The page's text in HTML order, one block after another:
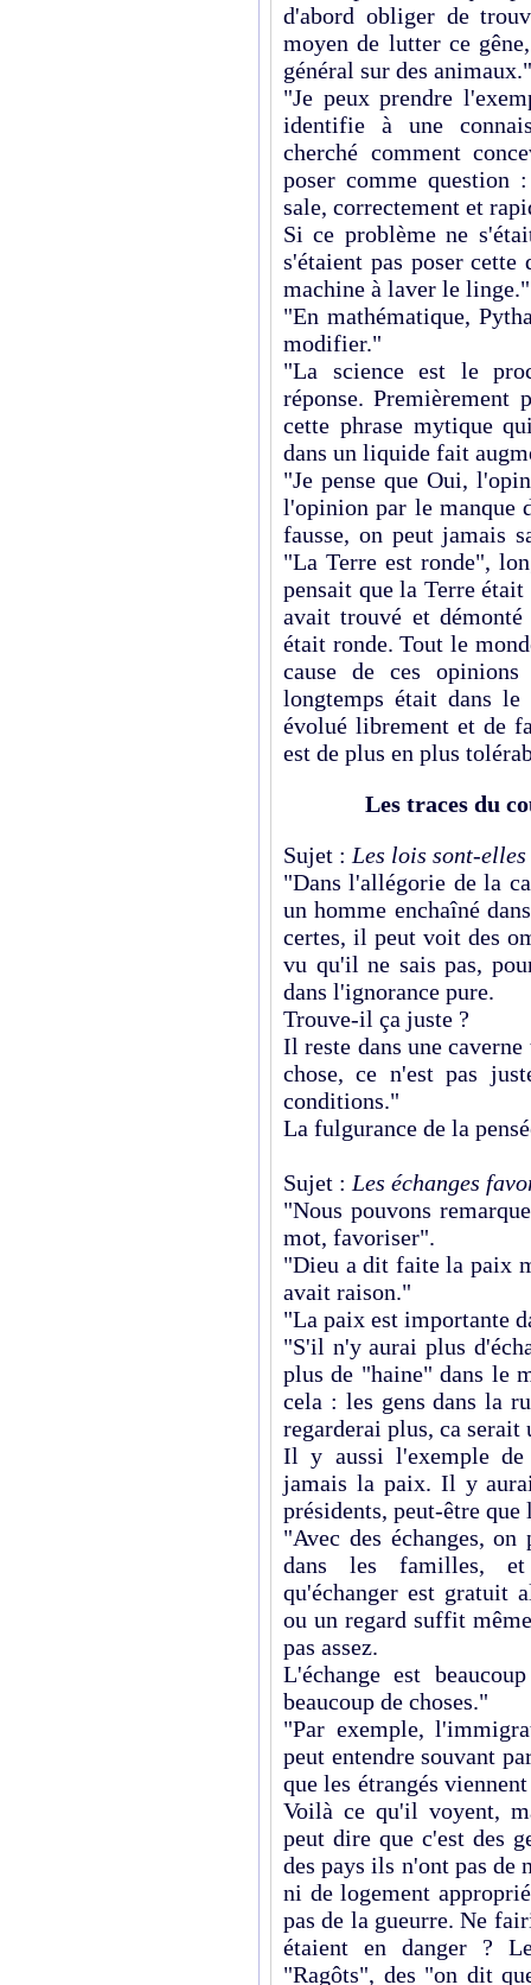
d'abord obliger de
moyen de lutter ce
général sur des animaux."
"Je peux prendre
identifie à une
cherché comment
poser comme question
sale, correctement et
Si ce problème ne
s'étaient pas poser
machine à laver le linge."
"En mathématique,
modifier."
"La science est le
réponse. Premièrement
cette phrase mytique
dans un liquide fait
"Je pense que Oui,
l'opinion par le manque
fausse, on peut jamais
"La Terre est ronde",
pensait que la Terre
avait trouvé et
était ronde. Tout le
cause de ces
longtemps était dans
évolué librement et de
est de plus en plus
Les traces du
Sujet : Les lois sont-
"Dans l'allégorie de la
un homme enchaîné
certes, il peut voit des
vu qu'il ne sais pas,
dans l'ignorance pure.
Trouve-il ça juste ?
Il reste dans une
chose, ce n'est pas
conditions."
La fulgurance de la
Sujet : Les échanges
"Nous pouvons
mot, favoriser".
"Dieu a dit faite la paix
avait raison."
"La paix est importante
"S'il n'y aurai plus
plus de "haine" dans le
cela : les gens dans la
regarderai plus, ca serait
Il y aussi l'exemple
jamais la paix. Il y
présidents, peut-être
"Avec des échanges,
dans les familles, et
qu'échanger est gratuit
ou un regard suffit
pas assez.
L'échange est
beaucoup de choses."
"Par exemple,
peut entendre souvant
que les étrangés
Voilà ce qu'il voyent,
peut dire que c'est des
des pays ils n'ont pas
ni de logement
pas de la gueurre. Ne
étaient en danger ?
"Ragôts", des "on dit